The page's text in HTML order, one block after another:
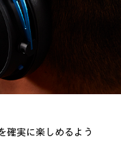
確実に楽しめるよう